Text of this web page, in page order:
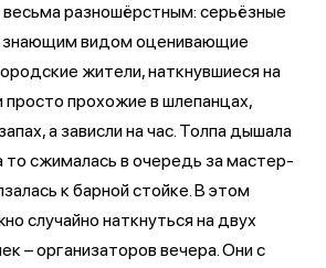
разношёрстным: серьёзные
знающим видом оценивающие
жители, наткнувшиеся на
просто прохожие в шлепанцах,
а зависли на час. Толпа дышала
то сжималась в очередь за мастер-
к барной стойке. В этом
случайно наткнуться на двух
– организаторов вечера. Они с